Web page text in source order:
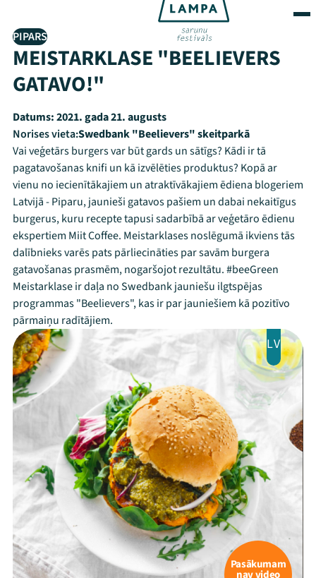
PIPARS
MEISTARKLASE "BEELIEVERS
GATAVO!"
Datums:2021. gada 21. augusts
Norises vieta:Swedbank "Beelievers" skeitparkā
Vai veģetārs burgers var būt gards un sātīgs? Kādi ir tā
pagatavošanas knifi un kā izvēlēties produktus? Kopā ar
vienu no iecienītākajiem un atraktīvākajiem ēdiena blogeriem
Latvijā - Piparu, jaunieši gatavos pašiem un dabai nekaitīgus
burgerus, kuru recepte tapusi sadarbībā ar veģetāro ēdienu
ekspertiem Miit Coffee. Meistarklases noslēgumā ikviens tās
dalībnieks varēs pats pārliecināties par savām burgera
gatavošanas prasmēm, nogaršojot rezultātu. #beeGreen
Meistarklase ir daļa no Swedbank jauniešu ilgtspējas
programmas "Beelievers", kas ir par jauniešiem kā pozitīvo
pārmaiņu radītājiem.
LV
Pasākumam
nav video